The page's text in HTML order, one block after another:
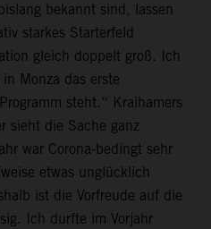
bekannt sind, lassen
starkes Starterfeld
gleich doppelt groß. Ich
Monza das erste
steht.“ Kraihamers
sieht die Sache ganz
war Corona-bedingt sehr
etwas unglücklich
ist die Vorfreude auf die
Ich durfte im Vorjahr